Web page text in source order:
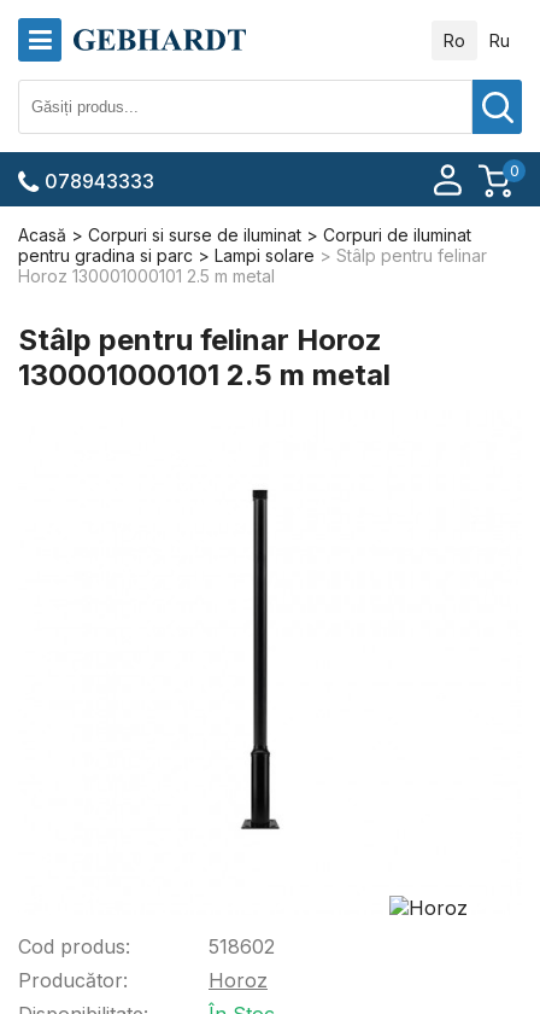
Ro Ru
0
078943333
Acasă Corpuri si surse de iluminat
Corpuri de iluminat
pentru gradina si parc
Lampi solare
Stâlp pentru felinar
Horoz 130001000101 2.5 m metal
Stâlp pentru felinar Horoz
130001000101 2.5 m metal
Cod produs:
Producător:
518602
Horoz